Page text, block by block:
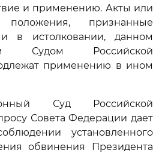
и применению. Акты или
признанные
в истолковании, данном
Судом Российской
применению в ином
Суд Российской
Совета Федерации дает
установленного
обвинения Президента